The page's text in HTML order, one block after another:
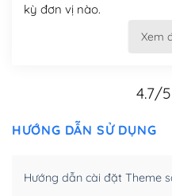
kỳ đơn vị nào.
Việc của bạn là đăng ký
Có thể tùy biến trên
– Thân thiện với công cụ
WordPress bao gồm
Xem
4.7/
HƯỚNG DẪN SỬ DỤNG
Hướng dẫn cài đặt Theme